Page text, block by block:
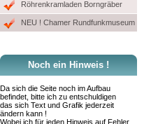
Röhrenkramladen Borngräber
NEU ! Chamer Rundfunkmuseum
Noch ein Hinweis !
Da sich die Seite noch im Aufbau
befindet, bitte ich zu entschuldigen
das sich Text und Grafik jederzeit
ändern kann !
Wobei ich für jeden Hinweis auf Fehler